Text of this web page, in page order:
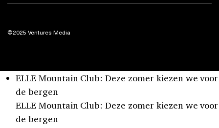
©2025 Ventures Media
ELLE Mountain Club: Deze zomer kiezen we voor
de bergen
ELLE Mountain Club: Deze zomer kiezen we voor
de bergen